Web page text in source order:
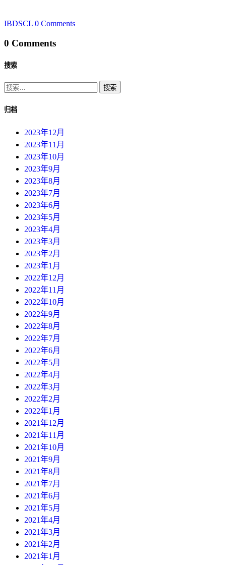
IBDSCL 0 Comments
0 Comments
搜索
搜
归档
2023年12月
2023年11月
2023年10月
2023年9月
2023年8月
2023年7月
2023年6月
2023年5月
2023年4月
2023年3月
2023年2月
2023年1月
2022年12月
2022年11月
2022年10月
2022年9月
2022年8月
2022年7月
2022年6月
2022年5月
2022年4月
2022年3月
2022年2月
2022年1月
2021年12月
2021年11月
2021年10月
2021年9月
2021年8月
2021年7月
2021年6月
2021年5月
2021年4月
2021年3月
2021年2月
2021年1月